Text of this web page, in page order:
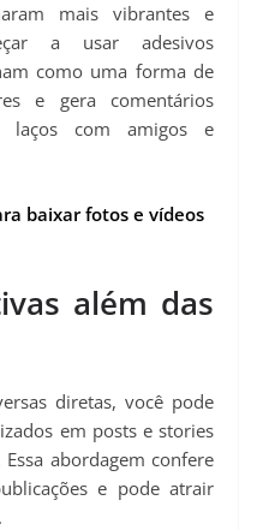
mais vibrantes e
a usar adesivos
como uma forma de
e gera comentários
laços com amigos e
baixar fotos e vídeos
além das
diretas, você pode
em posts e stories
abordagem confere
e pode atrair